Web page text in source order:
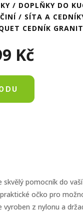
/ DOPLŇKY DO
/ SÍTA A
CEDNÍK
Kč.
Kč
cena
je:
skvělý pomocník do vaší
očko pro
vyroben z nylonu a